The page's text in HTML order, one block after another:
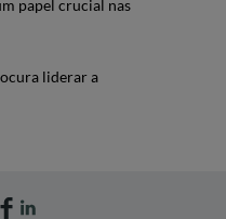
papel crucial nas
liderar a